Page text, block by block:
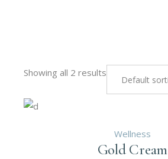
Showing all 2 results
Wellness
Gold Cream